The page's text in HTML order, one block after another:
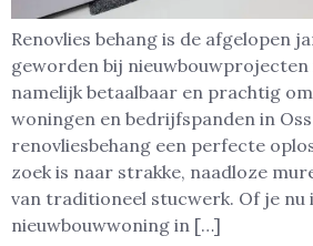
Renovlies behang is de afgelopen
geworden bij nieuwbouwprojecten
namelijk betaalbaar en prachtig
woningen en bedrijfspanden in
renovliesbehang een perfecte
zoek is naar strakke, naadloze
van traditioneel stucwerk. Of je nu
nieuwbouwwoning in […]